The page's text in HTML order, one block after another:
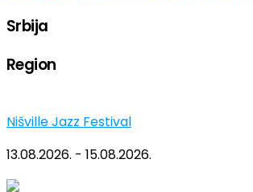
Srbija
Region
Nišville Jazz Festival
13.08.2026. - 15.08.2026.